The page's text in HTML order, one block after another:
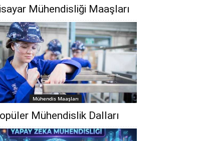
Mühendisliği Maaşları
Mühendis Maaşları
Mühendislik Dalları